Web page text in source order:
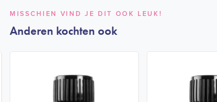
MISSCHIEN VIND JE DIT OOK LEUK!
Anderen kochten ook